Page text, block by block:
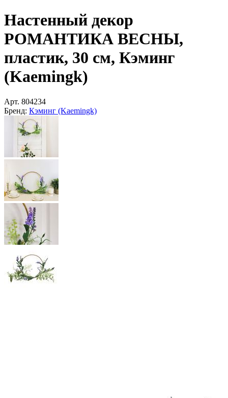
Настенный декор
РОМАНТИКА ВЕСНЫ,
пластик, 30 см, Кэминг
(Kaemingk)
Арт. 804234
Бренд: Кэминг (Kaemingk)